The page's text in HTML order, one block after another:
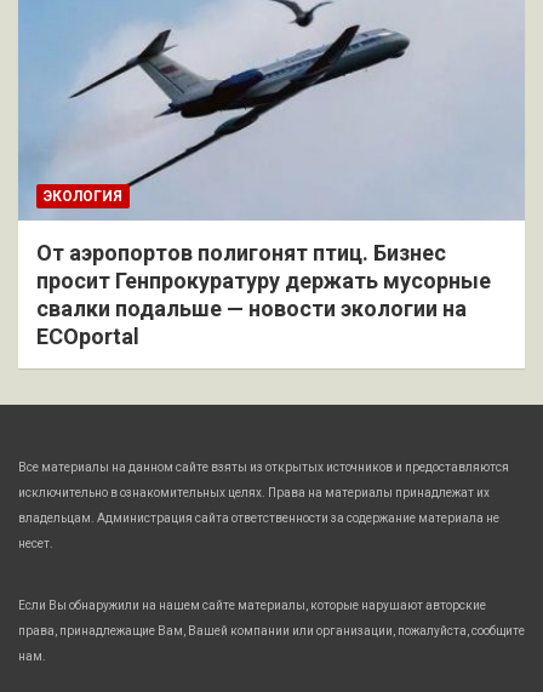
ЭКОЛОГИЯ
От аэропортов полигонят птиц. Бизнес
просит Генпрокуратуру держать мусорные
свалки подальше — новости экологии на
ECOportal
Все материалы на данном сайте взяты из открытых источников и предоставляются
исключительно в ознакомительных целях. Права на материалы принадлежат их
владельцам. Администрация сайта ответственности за содержание материала не
несет.
Если Вы обнаружили на нашем сайте материалы, которые нарушают авторские
права, принадлежащие Вам, Вашей компании или организации, пожалуйста, сообщите
нам.